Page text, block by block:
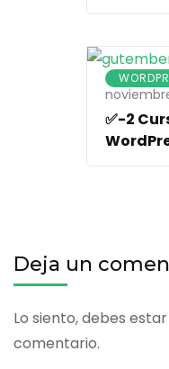
✅-2
Deja un
Lo siento, debes estar
comentario.